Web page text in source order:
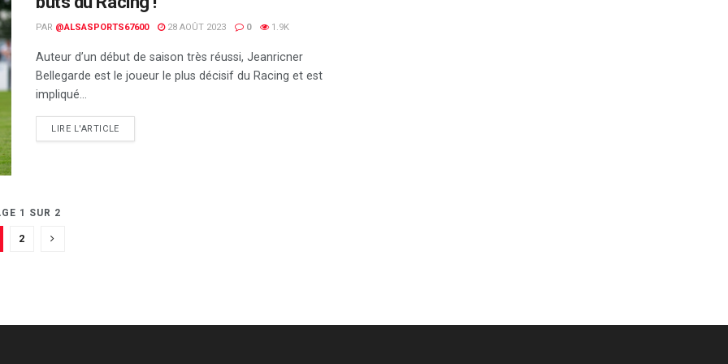
PAR @ALSASPORTS67600 28 AOÛT 2023 0 1.9K
Auteur d’un début de saison très réussi, Jeanricner
Bellegarde est le joueur le plus décisif du Racing et est
impliqué...
LIRE L'ARTICLEDETAILS
1 SUR 2
2